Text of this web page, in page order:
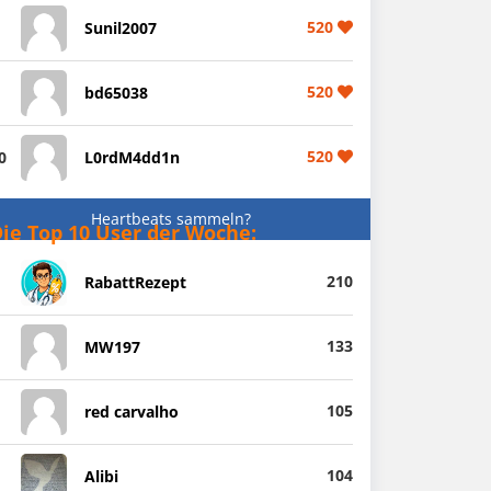
Sunil2007 520
bd65038 520
L0rdM4dd1n 520
Heartbeats sammeln?
Top 10 User der Woche:
RabattRezept 210
MW197 133
red carvalho 105
Alibi 104